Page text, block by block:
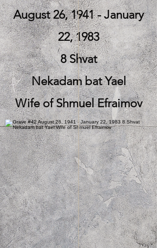
August 26, 1941 - January
22, 1983
8 Shvat
Nekadam bat Yael
Wife of Shmuel Efraimov